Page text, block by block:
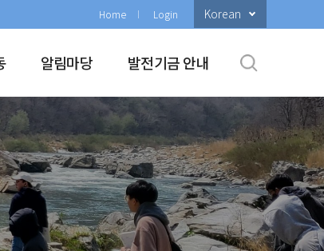
Home Login Korean
알림마당 발전기금 안내